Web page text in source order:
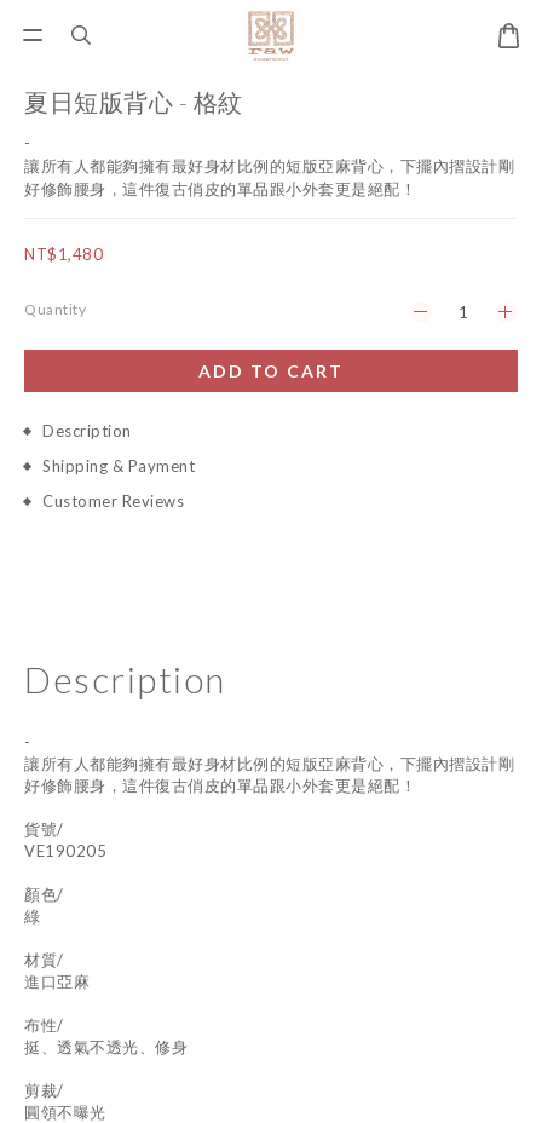
夏日短版背心 - 格紋
-
讓所有人都能夠擁有最好身材比例的短版亞麻背心，下擺內摺設計剛
好修飾腰身，這件復古俏皮的單品跟小外套更是絕配！
NT$1,480
Quantity
ADD TO CART
Description
Shipping & Payment
Customer Reviews
Description
-
讓所有人都能夠擁有最好身材比例的短版亞麻背心，下擺內摺設計剛
好修飾腰身，這件復古俏皮的單品跟小外套更是絕配！
貨號/
VE190205
顏色/
綠
材質/
進口亞麻
布性/
挺、透氣不透光、修身
剪裁/
圓領不曝光